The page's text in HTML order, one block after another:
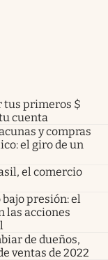
tus primeros $
cuenta
y compras
el giro de un
el comercio
presión: el
las acciones
de dueños,
ventas de 2022